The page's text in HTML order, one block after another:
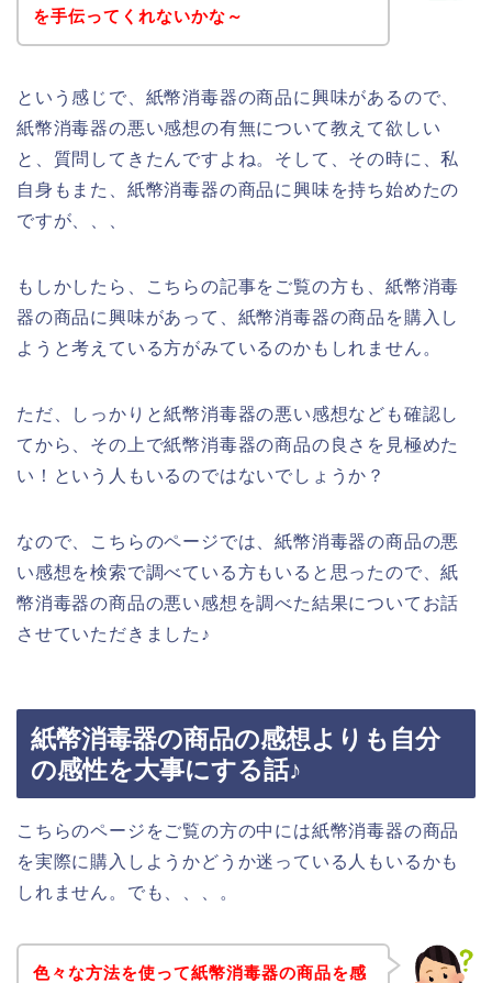
を手伝ってくれないかな～
という感じで、紙幣消毒器の商品に興味があるので、
紙幣消毒器の悪い感想の有無について教えて欲しい
と、質問してきたんですよね。そして、その時に、私
自身もまた、紙幣消毒器の商品に興味を持ち始めたの
ですが、、、
もしかしたら、こちらの記事をご覧の方も、紙幣消毒
器の商品に興味があって、紙幣消毒器の商品を購入し
ようと考えている方がみているのかもしれません。
ただ、しっかりと紙幣消毒器の悪い感想なども確認し
てから、その上で紙幣消毒器の商品の良さを見極めた
い！という人もいるのではないでしょうか？
なので、こちらのページでは、紙幣消毒器の商品の悪
い感想を検索で調べている方もいると思ったので、紙
幣消毒器の商品の悪い感想を調べた結果についてお話
させていただきました♪
紙幣消毒器の商品の感想よりも自分
の感性を大事にする話♪
こちらのページをご覧の方の中には紙幣消毒器の商品
を実際に購入しようかどうか迷っている人もいるかも
しれません。でも、、、。
色々な方法を使って紙幣消毒器の商品を感